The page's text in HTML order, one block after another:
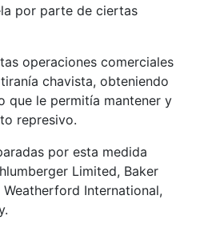
por parte de ciertas
operaciones comerciales
chavista, obteniendo
que le permitía mantener y
represivo.
por esta medida
Limited, Baker
International,